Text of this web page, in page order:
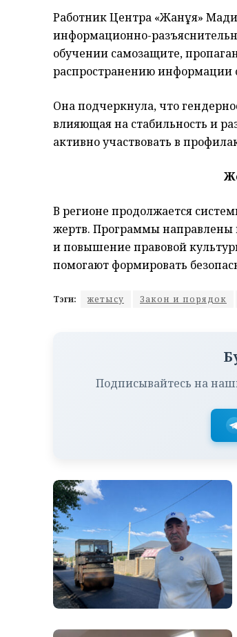
Работник Центра «Жанұя»
информационно-
обучении самозащите,
распространению информации
Она подчеркнула, что
влияющая на стабильность и
активно участвовать в
В регионе продолжается
жертв. Программы
и повышение правовой
помогают формировать
Тэги: жетысу Закон и порядок
Подписывайтесь на